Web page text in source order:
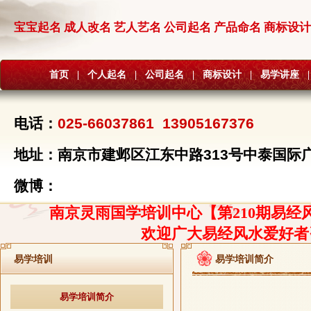
宝宝起名 成人改名 艺人艺名 公司起名 产品命名 商标设计
首页 | 个人起名 | 公司起名 | 商标设计 | 易学讲座 |
电话： 025-66037861 13905167376
地址：南京市建邺区江东中路313号中泰国际
微博：
南京灵雨国学培训中心【第210期易经
欢迎广大易经风水爱好
易学培训
易学培训简介
易学培训简介